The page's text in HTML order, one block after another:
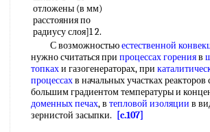
отложены (в мм)
расстояния по
радиусу слоя]1 2.
С возможностьюестественной
нужно считаться при процессах горенияв
топкахи газогенераторах, при
процессахв начальных участках реакторов
большим градиентом температуры и
доменных печах, в тепловой изоляции в
зернистой засыпки.
[c.107]